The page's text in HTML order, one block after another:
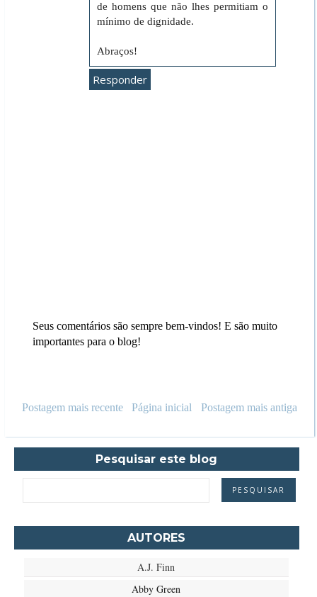
de homens que não lhes permitiam o
mínimo de dignidade.
Abraços!
Responder
Seus comentários são sempre bem-vindos! E são muito
importantes para o blog!
Postagem mais recente Postagem mais antiga
Página inicial
Pesquisar este blog
AUTORES
A.J. Finn
Abby Green